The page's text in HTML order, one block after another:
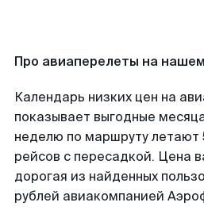
Про авиаперелеты на
Календарь низких цен на
показывает выгодные
неделю по маршруту летают
рейсов с пересадкой. Цена
дорогая из найденных
рублей авиакомпанией